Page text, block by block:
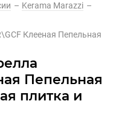
– Kerama Marazzi –
Клееная Пепельная
Пепельная
плитка и